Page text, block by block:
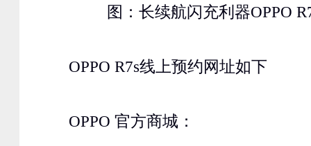
图：长续航闪充利器OPPO
OPPO R7s线上预约网址如下
OPPO 官方商城：